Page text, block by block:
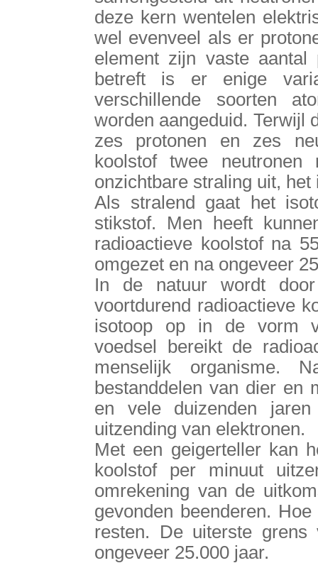
deze kern wentelen
wel evenveel als er
element zijn vaste aantal
betreft is er enige
verschillende soorten
worden aangeduid. Terwijl
zes protonen en zes
koolstof twee
onzichtbare straling uit, het
Als stralend gaat het
stikstof. Men heeft
radioactieve koolstof na
omgezet en na ongeveer
In de natuur wordt
voortdurend radioactieve
isotoop op in de vorm
voedsel bereikt de
menselijk organisme.
bestanddelen van dier en
en vele duizenden
uitzending van elektronen.
Met een geigerteller kan
koolstof per minuut
omrekening van de
gevonden beenderen.
resten. De uiterste grens
ongeveer 25.000 jaar.